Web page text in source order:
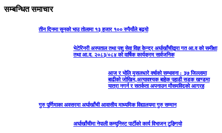
सम्बन्धित समाचार
तीन दिनमा सुनको भाउ तोलामा १३ हजार १०० रुपैयाँले बढ्यो
भेटेरिनरी अस्पताल तथा पशु सेवा विज्ञ केन्द्र अर्घाखाँचीद्वारा गत आ.व को समीक्षा
तथा आ.व. २०८३/०८४ को वार्षिक कार्यक्रम सार्वजनिक
आज र भोलि मुसलधारे वर्षाको सम्भावना : ३७ जिल्लामा
बाढीको जोखिम,अत्यावश्यक बाहेक पहाडी सडक खण्डमा
यात्रा नगर्न र सतर्कता अपनाउन मौसमविद्काे आग्रह
गुरु पूर्णिमाका अवसरमा अर्घाखाँची आवासीय माध्यमिक विद्यालयमा गुरु सम्मान
अर्घाखाँचीमा नेपाली कम्युनिस्ट पार्टीको कार्य विभाजन टुङ्गियो